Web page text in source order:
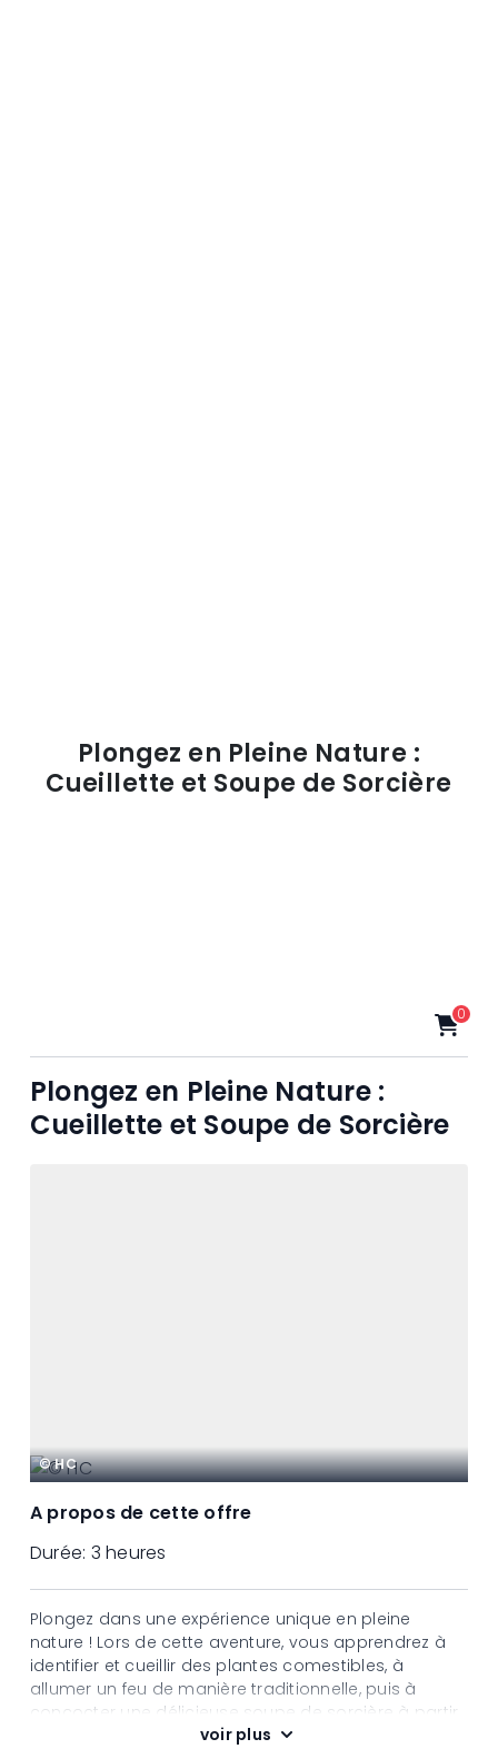
Plongez en Pleine Nature :
Cueillette et Soupe de Sorcière
0
Plongez en Pleine Nature :
Cueillette et Soupe de Sorcière
A propos de cette offre
Durée: 3 heures
Plongez dans une expérience unique en pleine
nature ! Lors de cette aventure, vous apprendrez à
identifier et cueillir des plantes comestibles, à
allumer un feu de manière traditionnelle, puis à
concocter une délicieuse soupe de sorcière à partir
des trésors de la forêt. Après cette immersion,
voir plus
© HC